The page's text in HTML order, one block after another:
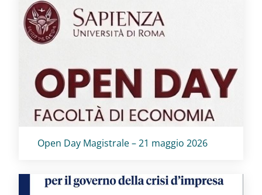
Titolo card:
Open Day Magistrale – 21 maggio 2026